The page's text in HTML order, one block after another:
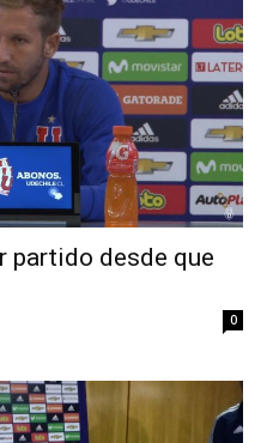
partido desde que
0